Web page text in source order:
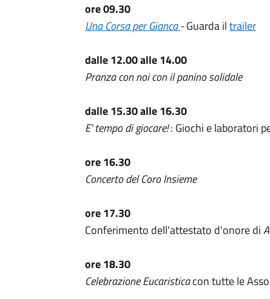
ore 09.30
Una Corsa per Gianca-Guarda iltrailer
dalle 12.00 alle 14.00
Pranza con noi con il panino solidale
dalle 15.30 alle 16.30
E' tempo di giocare!: Giochi e laboratori
ore 16.30
Concerto del Coro Insieme
ore 17.30
Conferimento dell'attestato d'onore di
ore 18.30
Celebrazione Eucaristicacon tutte le